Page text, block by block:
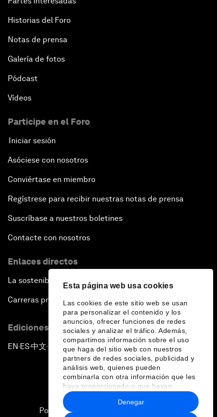
Esta página web usa cookies
Las cookies de este sitio web se usan
para personalizar el contenido y los
anuncios, ofrecer funciones de redes
sociales y analizar el tráfico. Además,
compartimos información sobre el uso
que haga del sitio web con nuestros
partners de redes sociales, publicidad y
análisis web, quienes pueden
combinarla con otra información que les
haya proporcionado o que hayan
recopilado a partir del uso que haya
hecho de sus servicios.
Denegar
Historias del Foro
Notas de prensa
Galería de fotos
Pódcast
Vídeos
Participe en el Foro
Iniciar sesión
Asóciese con nosotros
Conviértase en miembro
Regístrese para recibir nuestras notas de prensa
Suscríbase a nuestros boletines
Contacte con nosotros
Enlaces directos
La sostenibilidad en el Foro
Carreras profesionales
Ediciones en otros idiomas
EN ▪ES▪中文▪ 日本語
Política de privacidad y normas de uso